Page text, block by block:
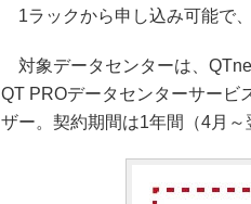
1ラックから申し込み可能で
対象データセンターは、
QT PROデータセンターサービ
ザー。契約期間は1年間（4月